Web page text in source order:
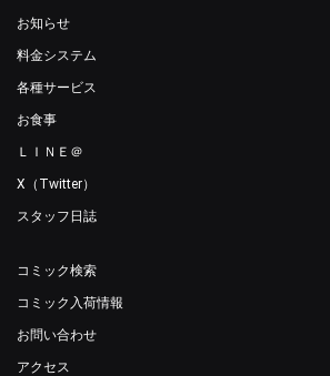
お知らせ
料金システム
各種サービス
お食事
ＬＩＮＥ＠
X（Twitter）
スタッフ日誌
コミック検索
コミック入荷情報
お問い合わせ
アクセス